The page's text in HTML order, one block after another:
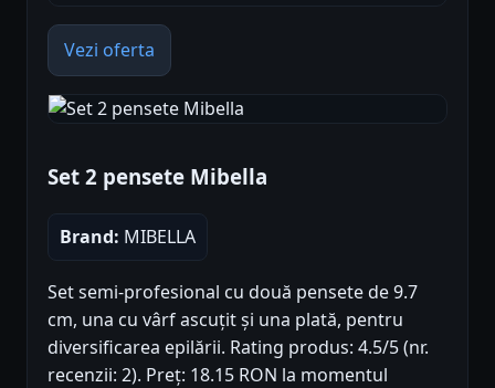
Vezi oferta
Set 2 pensete Mibella
Brand: MIBELLA
Set semi-profesional cu două pensete de 9.7
cm, una cu vârf ascuțit și una plată, pentru
diversificarea epilării. Rating produs: 4.5/5 (nr.
recenzii: 2). Preț: 18.15 RON la momentul